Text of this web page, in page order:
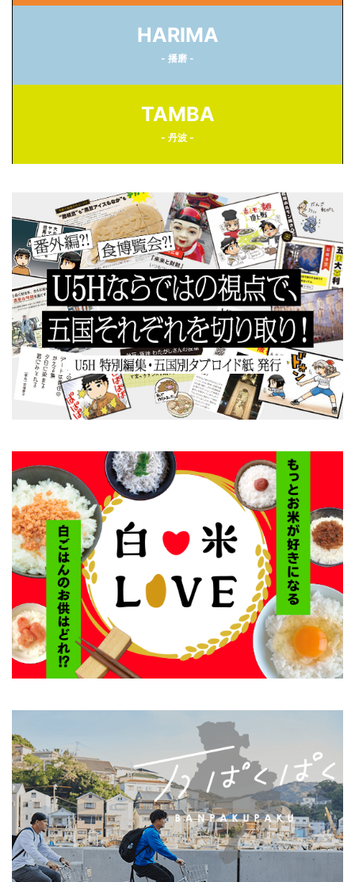
HARIMA
- 播磨 -
TAMBA
- 丹波 -